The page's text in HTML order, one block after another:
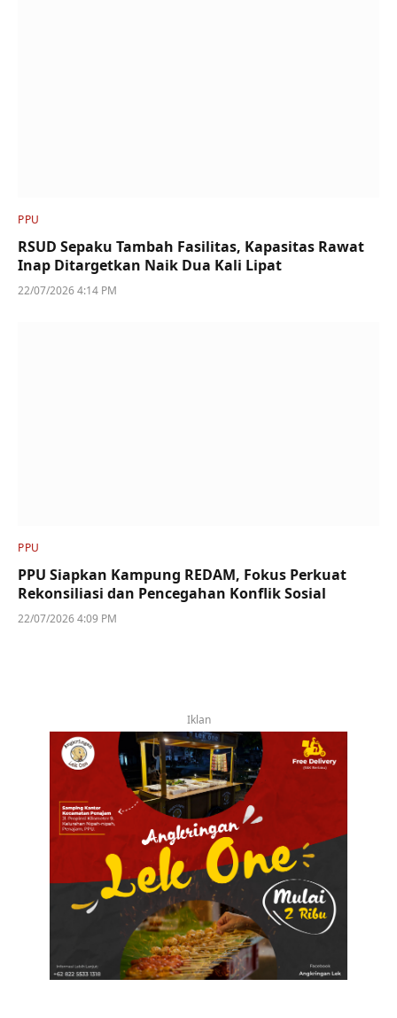
PPU
RSUD Sepaku Tambah Fasilitas, Kapasitas Rawat
Inap Ditargetkan Naik Dua Kali Lipat
22/07/2026 4:14 PM
PPU
PPU Siapkan Kampung REDAM, Fokus Perkuat
Rekonsiliasi dan Pencegahan Konflik Sosial
22/07/2026 4:09 PM
Iklan